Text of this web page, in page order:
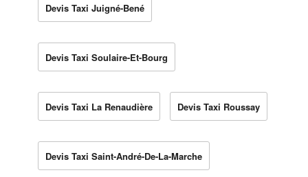
Devis Taxi Juigné-Bené
Devis Taxi Soulaire-Et-Bourg
Devis Taxi La Renaudière Devis Taxi Roussay
Devis Taxi Saint-André-De-La-Marche